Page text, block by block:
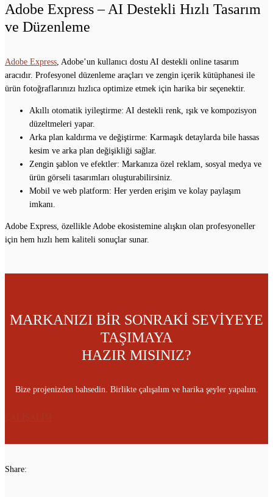
Adobe Express – AI Destekli Hızlı Tasarım
ve Düzenleme
Adobe Express , Adobe’un kullanıcı dostu AI destekli online tasarım
aracıdır. Profesyonel düzenleme araçları ve zengin içerik kütüphanesi ile
ürün fotoğraflarınızı hızlıca optimize etmek için harika bir seçenektir.
Akıllı otomatik iyileştirme: AI destekli renk, ışık ve kompozisyon
düzeltmeleri yapar.
Arka plan kaldırma ve değiştirme: Karmaşık detaylarda bile hassas
kesim ve arka plan değişikliği sağlar.
Zengin şablon ve efektler: Markanıza özel reklam, sosyal medya ve
ürün görseli tasarımları oluşturabilirsiniz.
Mobil ve web platform: Her yerden erişim ve kolay paylaşım
imkanı.
Adobe Express, özellikle Adobe ekosistemine alışkın olan profesyoneller
için hem hızlı hem kaliteli sonuçlar sunar.
MARKANIZI BİR SONRAKİ SEVİYEYE
TAŞIMAYA
HAZIR MISINIZ?
Bize projenizden bahsedin. Birlikte çalışalım ve harika şeyler yapalım.
Share: